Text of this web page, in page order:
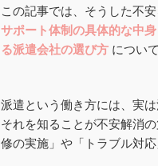
この記事では、そうした不
サポート体制の具体的な中身
る派遣会社の選び方 につい
派遣という働き方には、実
それを知ることが不安解消
修の実施」や「トラブル対